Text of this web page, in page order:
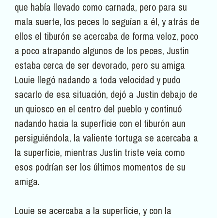
que había llevado como carnada, pero para su
mala suerte, los peces lo seguían a él, y atrás de
ellos el tiburón se acercaba de forma veloz, poco
a poco atrapando algunos de los peces, Justin
estaba cerca de ser devorado, pero su amiga
Louie llegó nadando a toda velocidad y pudo
sacarlo de esa situación, dejó a Justin debajo de
un quiosco en el centro del pueblo y continuó
nadando hacia la superficie con el tiburón aun
persiguiéndola, la valiente tortuga se acercaba a
la superficie, mientras Justin triste veía como
esos podrían ser los últimos momentos de su
amiga.
Louie se acercaba a la superficie, y con la